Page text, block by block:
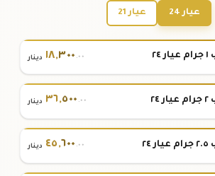
عيار 24 عيار 21
١٨,٣٠٠ .٠٠ دينار
٣٦,٥٠٠ .٠٠ دينار
٤٥,٦٠٠ .٠٠ دينار